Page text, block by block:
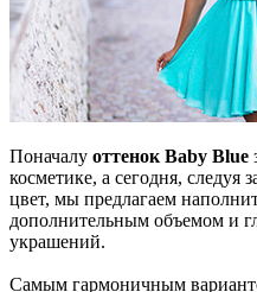
Поначалу оттенок Baby Вlue
косметике, а сегодня, следуя
цвет, мы предлагаем
дополнительным объемом и
украшений.
Самым гармоничным